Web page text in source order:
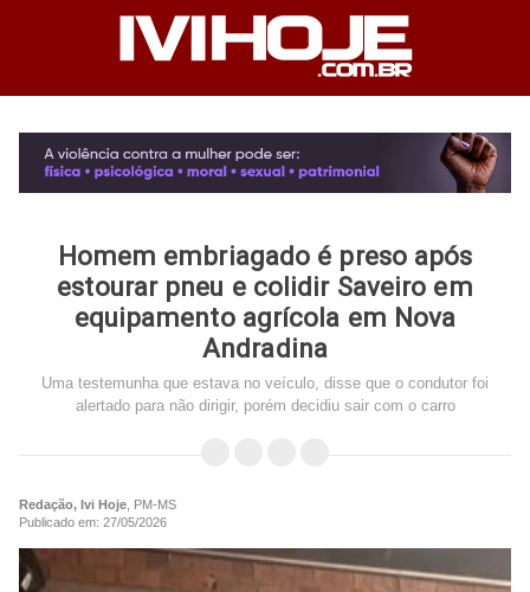
Homem embriagado é preso após
estourar pneu e colidir Saveiro em
equipamento agrícola em Nova
Andradina
Uma testemunha que estava no veículo, disse que o condutor foi
alertado para não dirigir, porém decidiu sair com o carro
Redação, Ivi Hoje , PM-MS
Publicado em: 27/05/2026